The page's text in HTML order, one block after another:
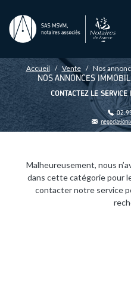
FIL D'ARIANE
Accueil Vente Nos
NOS ANNONCES
CONTACTEZ LE
Malheureusement, nous
dans cette catégorie pour
contacter notre service